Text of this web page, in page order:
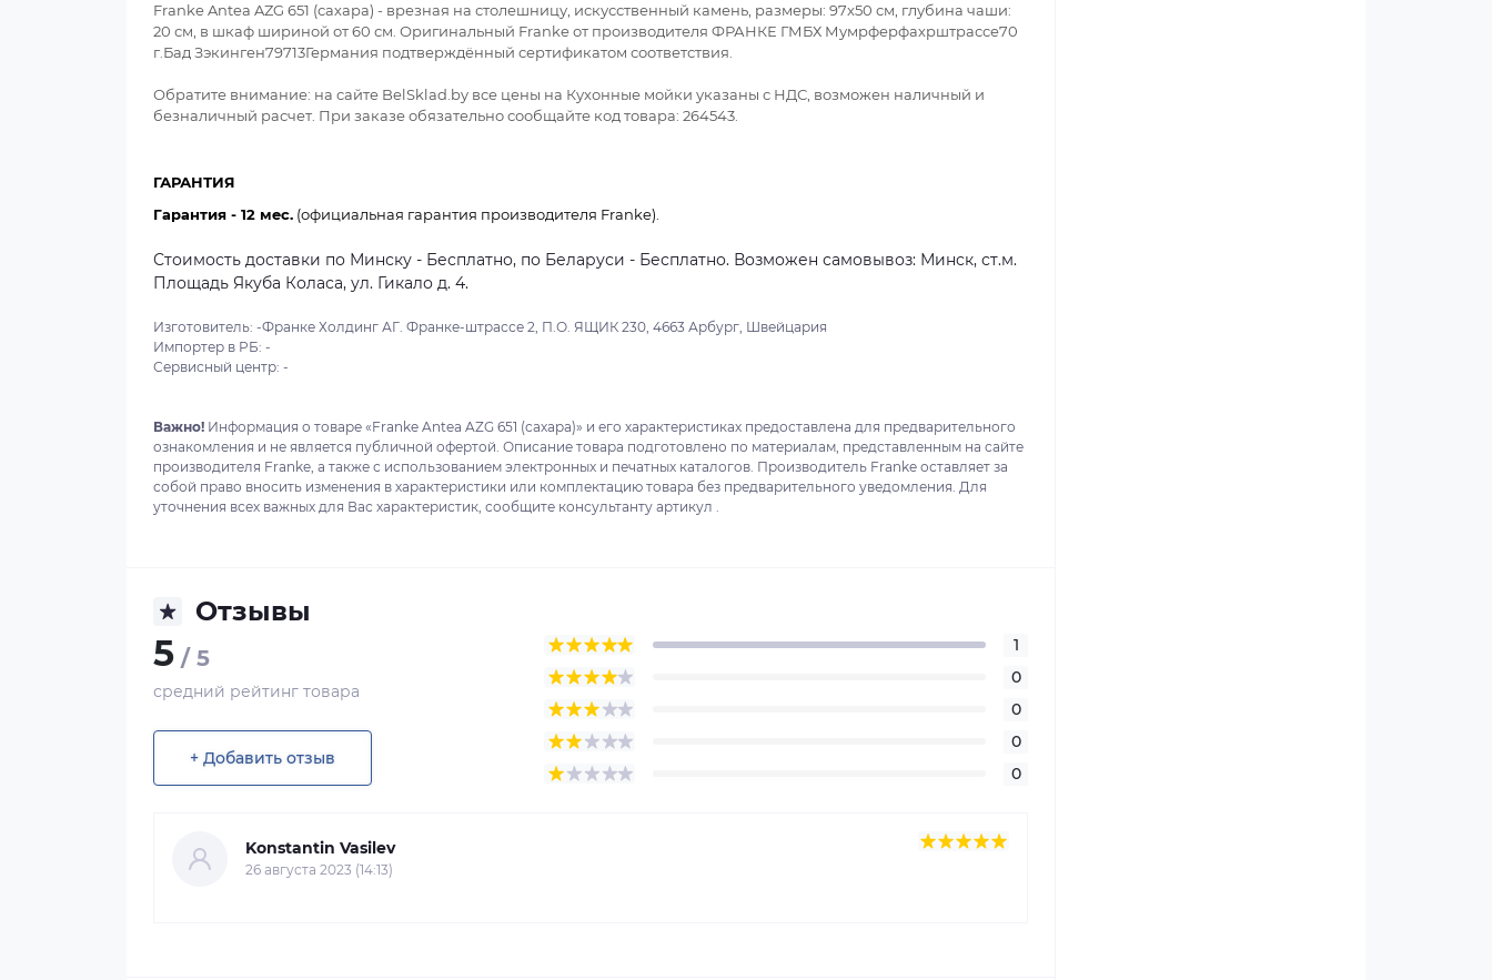
Franke Antea AZG 651 (сахара) - врезная на столешницу, искусственный камень, размеры: 97x50 см, глубина чаши:
20 см, в шкаф шириной от 60 см. Оригинальный Franke от производителя ФРАНКЕ ГМБХ Мумрферфахрштрассе70
г.Бад Зэкинген79713Германия подтверждённый сертификатом соответствия.
Обратите внимание: на сайте BelSklad.by все цены на Кухонные мойки указаны с НДС, возможен наличный и
безналичный расчет. При заказе обязательно сообщайте код товара: 264543.
ГАРАНТИЯ
Гарантия - 12 мес. (официальная гарантия производителя Franke).
Стоимость доставки по Минску - Бесплатно, по Беларуси - Бесплатно. Возможен самовывоз: Минск, ст.м.
Площадь Якуба Коласа, ул. Гикало д. 4.
Изготовитель: -Франке Холдинг АГ. Франке-штрассе 2, П.О. ЯЩИК 230, 4663 Арбург, Швейцария
Импортер в РБ: -
Сервисный центр: -
Важно! Информация о товаре «Franke Antea AZG 651 (сахара)» и его характеристиках предоставлена для предварительного
ознакомления и не является публичной офертой. Описание товара подготовлено по материалам, представленным на сайте
производителя Franke, а также с использованием электронных и печатных каталогов. Производитель Franke оставляет за
собой право вносить изменения в характеристики или комплектацию товара без предварительного уведомления. Для
уточнения всех важных для Вас характеристик, сообщите консультанту артикул .
Отзывы
5 / 5
средний рейтинг товара
+ Добавить отзыв
1
0
0
0
0
Konstantin Vasilev
26 августа 2023 (14:13)